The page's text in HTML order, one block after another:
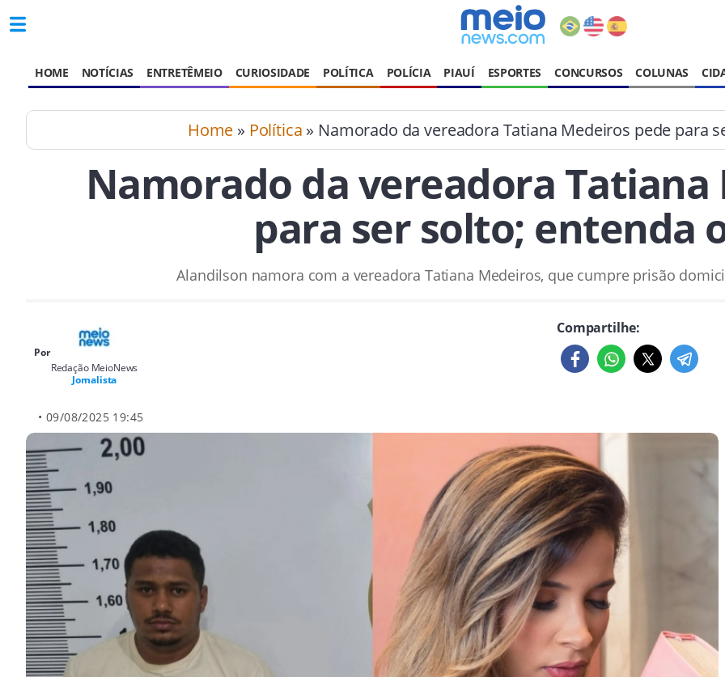
HOME NOTÍCIAS ENTRETÊMEIO CURIOSIDADE POLÍTICA POLÍCIA PIAUÍ ESPORTES CONCURSOS COLUNAS
Home » Política » Namorado da vereadora Tatiana Medeiros pede para
Namorado da vereadora Tatiana
para ser solto; entenda
Alandilson namora com a vereadora Tatiana Medeiros, que cumpre prisão
Por
Redação MeioNews
Jornalista
• 09/08/2025 19:45
Compartilhe: